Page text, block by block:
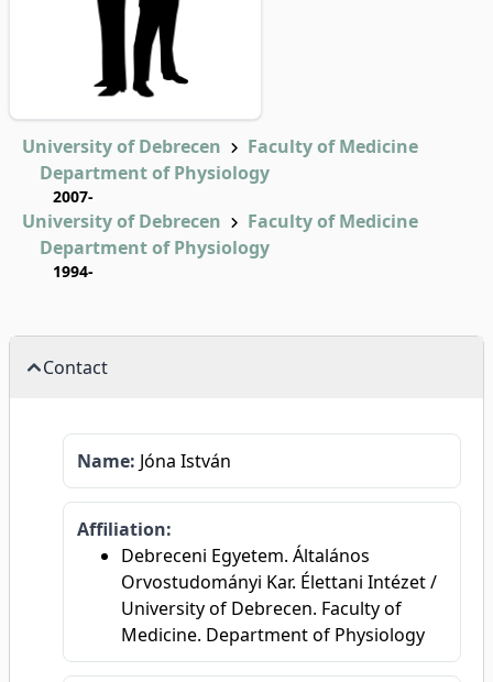
University of Debrecen
Faculty of Medicine
Department of Physiology
2007-
University of Debrecen
Faculty of Medicine
Department of Physiology
1994-
Contact
Name: Jóna István
Affiliation:
Debreceni Egyetem. Általános
Orvostudományi Kar. Élettani Intézet /
University of Debrecen. Faculty of
Medicine. Department of Physiology